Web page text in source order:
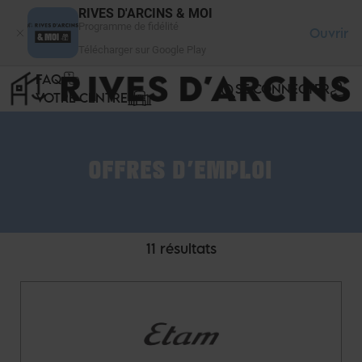
RIVES D'ARCINS & MOI
Ouvrir
FAQ
VOTRE CENTRE
SE CONNECTER
11 résultats
Panneau de gestion des cookies